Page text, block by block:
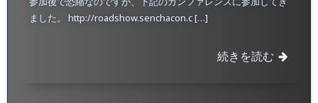
ました。 http://roadshow.senchacon.c […]
続きを読む